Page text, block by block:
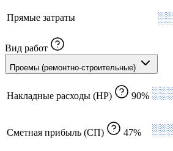
Прямые затраты
Вид работ
Проемы (ремонтно-строительные)
Накладные расходы (НР) 90%
Сметная прибыль (СП) 47%